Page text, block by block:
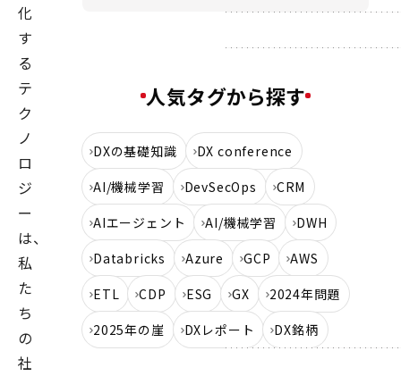
化
す
る
テ
ク
ノ
ロ
ジ
ー
は、
私
た
ち
の
社
人気タグから探す
DXの基礎知識
DX conference
AI/機械学習
DevSecOps
CRM
AIエージェント
AI/機械学習
DWH
Databricks
Azure GCP
AWS
ETL
CDP ESG GX
2024年問題
2025年の崖
DXレポート DX銘柄